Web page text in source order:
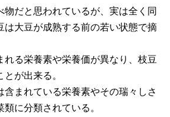
物だと思われているが、実は全く同
は大豆が成熟する前の若い状態で摘
れる栄養素や栄養価が異なり、枝豆
が出来る。
含まれている栄養素やその瑞々しさ
に分類されている。